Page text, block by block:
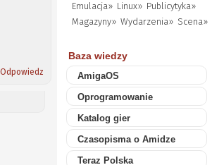
Odpowiedz
Emulacja» Linux» Publicytyka»
Magazyny» Wydarzenia» Scena»
Baza wiedzy
AmigaOS
Oprogramowanie
Katalog gier
Czasopisma o Amidze
Teraz Polska